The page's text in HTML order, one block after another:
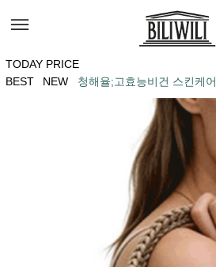
TODAY PRICE
BEST
NEW 청해율;고효능비건 스킨케어